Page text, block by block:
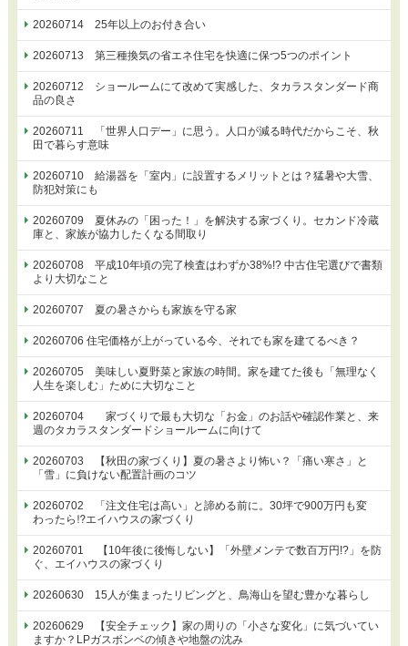
20260714 25年以上のお付き合い
20260713 第三種換気の省エネ住宅を快適に保つ5つのポイント
20260712 ショールームにて改めて実感した、タカラスタンダード商
品の良さ
20260711 「世界人口デー」に思う。人口が減る時代だからこそ、秋
田で暮らす意味
20260710 給湯器を「室内」に設置するメリットとは？猛暑や大雪、
防犯対策にも
20260709 夏休みの「困った！」を解決する家づくり。セカンド冷蔵
庫と、家族が協力したくなる間取り
20260708 平成10年頃の完了検査はわずか38%!? 中古住宅選びで書類
より大切なこと
20260707 夏の暑さからも家族を守る家
20260706 住宅価格が上がっている今、それでも家を建てるべき？
20260705 美味しい夏野菜と家族の時間。家を建てた後も「無理なく
人生を楽しむ」ために大切なこと
20260704 家づくりで最も大切な「お金」のお話や確認作業と、来
週のタカラスタンダードショールームに向けて
20260703 【秋田の家づくり】夏の暑さより怖い？「痛い寒さ」と
「雪」に負けない配置計画のコツ
20260702 「注文住宅は高い」と諦める前に。30坪で900万円も変
わったら⁉エイハウスの家づくり
20260701 【10年後に後悔しない】「外壁メンテで数百万円!?」を防
ぐ、エイハウスの家づくり
20260630 15人が集まったリビングと、鳥海山を望む豊かな暮らし
20260629 【安全チェック】家の周りの「小さな変化」に気づいてい
ますか？LPガスボンベの傾きや地盤の沈み